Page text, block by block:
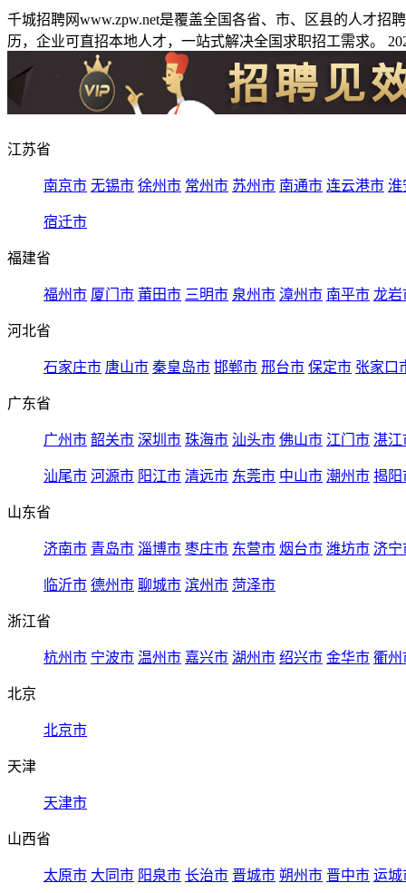
千城招聘网www.zpw.net是覆盖全国各省、市、区县的人才
历，企业可直招本地人才，一站式解决全国求职招工需求。
江苏省
南京市 无锡市 徐州市 常州市 苏州市 南通市 连云港市 淮
宿迁市
福建省
福州市 厦门市 莆田市 三明市 泉州市 漳州市 南平市 龙岩
河北省
石家庄市 唐山市 秦皇岛市 邯郸市 邢台市 保定市 张家口
广东省
广州市 韶关市 深圳市 珠海市 汕头市 佛山市 江门市 湛江
汕尾市 河源市 阳江市 清远市 东莞市 中山市 潮州市 揭阳
山东省
济南市 青岛市 淄博市 枣庄市 东营市 烟台市 潍坊市 济宁
临沂市 德州市 聊城市 滨州市 菏泽市
浙江省
杭州市 宁波市 温州市 嘉兴市 湖州市 绍兴市 金华市 衢州
北京
北京市
天津
天津市
山西省
太原市 大同市 阳泉市 长治市 晋城市 朔州市 晋中市 运城